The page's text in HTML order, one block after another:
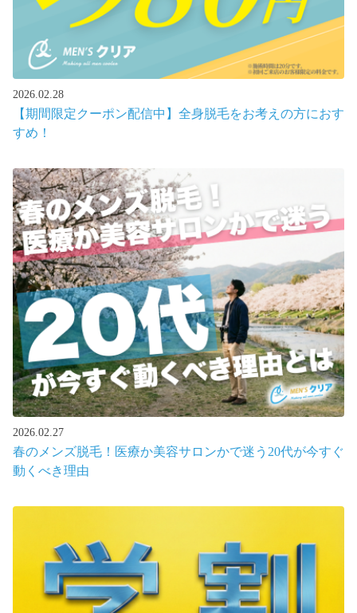
2026.02.28
【期間限定クーポン配信中】全身脱毛をお考えの方におす
すめ！
2026.02.27
春のメンズ脱毛！医療か美容サロンかで迷う20代が今すぐ
動くべき理由